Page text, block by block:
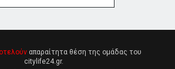
απαραίτητα θέση της ομάδας του
citylife24.gr.